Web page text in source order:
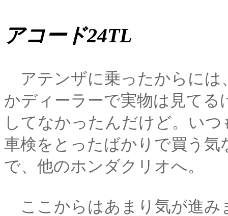
アコード24TL
アテンザに乗ったからには
かディーラーで実物は見て
してなかったんだけど。い
車検をとったばかりで買う
で、他のホンダクリオへ。
ここからはあまり気が進み